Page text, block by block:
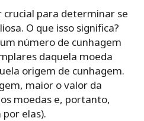
para determinar se
O que isso significa?
número de cunhagem
daquela moeda
origem de cunhagem.
maior o valor da
moedas e, portanto,
elas).